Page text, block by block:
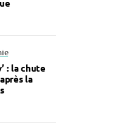
: la chute
la